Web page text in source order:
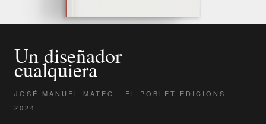
Un diseñador
cualquiera
JOSÉ MANUEL MATEO · EL POBLET EDICIONS ·
2024